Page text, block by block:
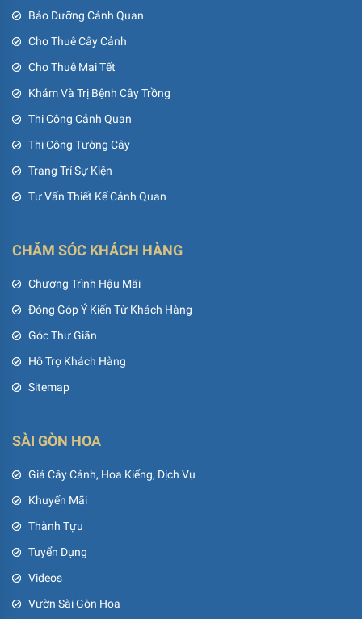
Bảo Dưỡng Cảnh Quan
Cho Thuê Cây Cảnh
Cho Thuê Mai Tết
Khám Và Trị Bệnh Cây Trồng
Thi Công Cảnh Quan
Thi Công Tường Cây
Trang Trí Sự Kiện
Tư Vấn Thiết Kế Cảnh Quan
CHĂM SÓC KHÁCH HÀNG
Chương Trình Hậu Mãi
Đóng Góp Ý Kiến Từ Khách Hàng
Góc Thư Giãn
Hỗ Trợ Khách Hàng
Sitemap
SÀI GÒN HOA
Giá Cây Cảnh, Hoa Kiểng, Dịch Vụ
Khuyến Mãi
Thành Tựu
Tuyển Dụng
Videos
Vườn Sài Gòn Hoa